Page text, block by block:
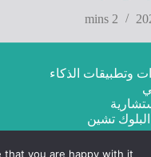
2 mins
وتطبيقات الذكاء
البلوك تشين
you are happy with it.